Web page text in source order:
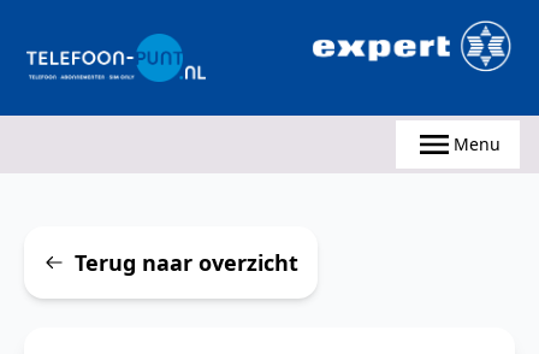
Telefoonpunt.nl
Menu
Terug naar overzicht